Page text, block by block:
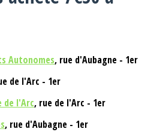
Autonomes, rue d'Aubagne - 1er
de l'Arc - 1er
de l'Arc, rue de l'Arc - 1er
, rue d'Aubagne - 1er